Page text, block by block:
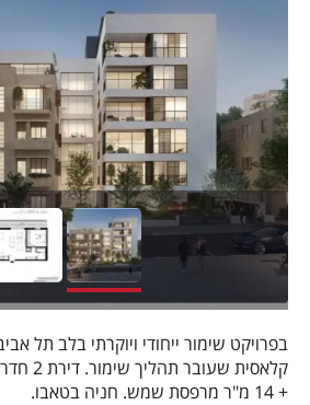
בפרויקט שימור ייחודי ויוקרתי בלב תל
+ 14 מ"ר מרפסת שמש. חניה בטאבו.